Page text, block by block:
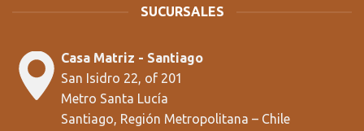
SUCURSALES
Casa Matriz - Santiago
San Isidro 22, of 201
Metro Santa Lucía
Santiago, Región Metropolitana – Chile